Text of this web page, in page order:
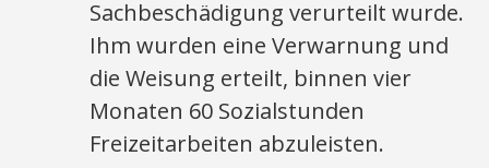
Sachbeschädigung verurteilt wurde.
Ihm wurden eine Verwarnung und
die Weisung erteilt, binnen vier
Monaten 60 Sozialstunden
Freizeitarbeiten abzuleisten.